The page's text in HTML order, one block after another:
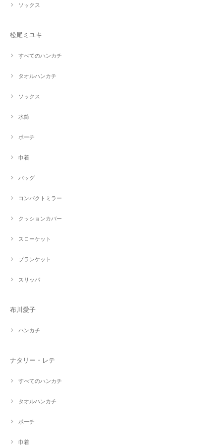
ソックス
松尾ミユキ
すべてのハンカチ
タオルハンカチ
ソックス
水筒
ポーチ
巾着
バッグ
コンパクトミラー
クッションカバー
スローケット
ブランケット
スリッパ
布川愛子
ハンカチ
ナタリー・レテ
すべてのハンカチ
タオルハンカチ
ポーチ
巾着